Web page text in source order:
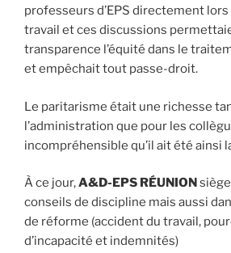
professeurs d’EPS directement
travail et ces discussions
transparence l’équité dans le
et empêchait tout passe-droit.
Le paritarisme était une richesse
l’administration que pour les
incompréhensible qu’il ait été ainsi
À ce jour,A&D-EPS RÉUNION
conseils de discipline mais aussi
de réforme (accident du travail,
d’incapacité et indemnités)